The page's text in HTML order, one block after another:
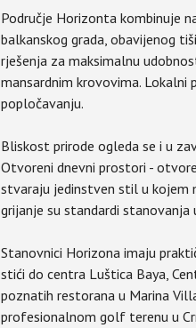
Područje Horizonta kombinuje
balkanskog grada, obavijenog
rješenja za maksimalnu
mansardnim krovovima. Lokalni
popločavanju.
Bliskost prirode ogleda se i u
Otvoreni dnevni prostori -
stvaraju jedinstven stil u kojem
grijanje su standardi stanovanja
Stanovnici Horizona imaju
stići do centra Luštica Baya,
poznatih restorana u Marina
profesionalnom golf terenu u